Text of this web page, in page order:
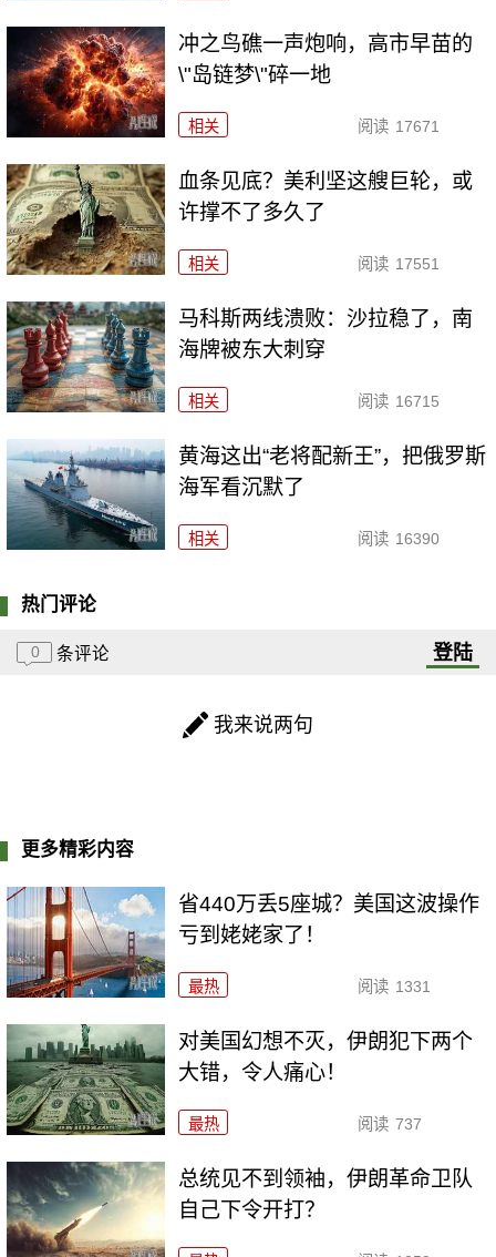
冲之鸟礁一声炮响，高市早苗的
\"岛链梦\"碎一地
相关 阅读 17671
血条见底？美利坚这艘巨轮，或
许撑不了多久了
相关 阅读 17551
马科斯两线溃败：沙拉稳了，南
海牌被东大刺穿
相关 阅读 16715
黄海这出“老将配新王”，把俄罗斯
海军看沉默了
相关 阅读 16390
热门评论
0 条评论 登陆
我来说两句
更多精彩内容
省440万丢5座城？美国这波操作
亏到姥姥家了！
最热 阅读 1331
对美国幻想不灭，伊朗犯下两个
大错，令人痛心！
最热 阅读 737
总统见不到领袖，伊朗革命卫队
自己下令开打？